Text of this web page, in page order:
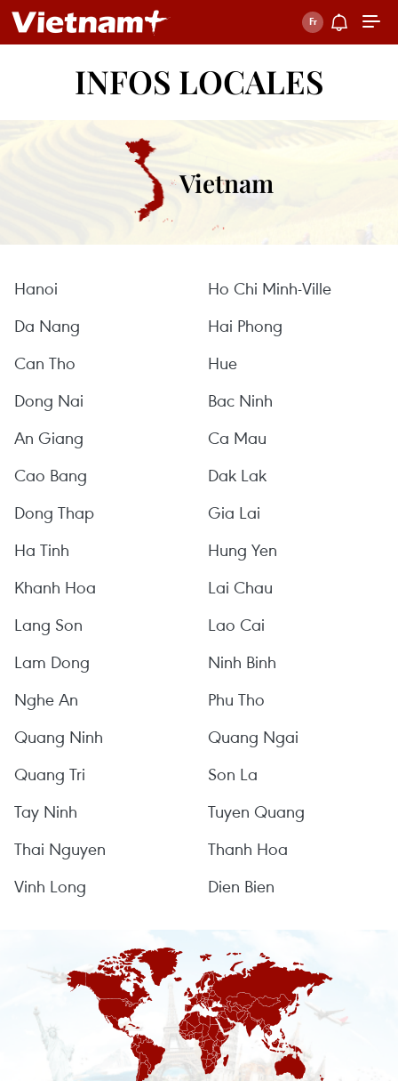
INFOS LOCALES
Vietnam
Hanoi
Ho Chi Minh-Ville
Da Nang
Hai Phong
Can Tho
Hue
Dong Nai
Bac Ninh
An Giang
Ca Mau
Cao Bang
Dak Lak
Dong Thap
Gia Lai
Ha Tinh
Hung Yen
Khanh Hoa
Lai Chau
Lang Son
Lao Cai
Lam Dong
Ninh Binh
Nghe An
Phu Tho
Quang Ninh
Quang Ngai
Quang Tri
Son La
Tay Ninh
Tuyen Quang
Thai Nguyen
Thanh Hoa
Vinh Long
Dien Bien